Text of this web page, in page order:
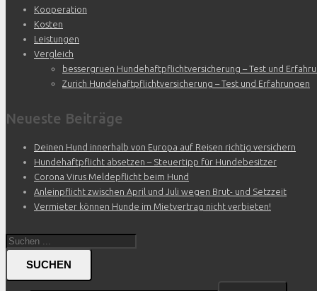
Kooperation
Kosten
Leistungen
Vergleich
bessergruen Hundehaftpflichtversicherung – Test und
Zurich Hundehaftpflichtversicherung – Test und Erfahrungen
Neueste Beiträge
Deinen Hund innerhalb von Europa auf Reisen richtig versichern
Hundehaftpflicht absetzen – Steuertipp für Hundebesitzer
Corona Virus Meldepflicht beim Hund
Anleinpflicht zwischen April und Juli wegen Brut- und Setzzeit
Vermieter können Hunde im Mietvertrag nicht verbieten!
SUCHEN